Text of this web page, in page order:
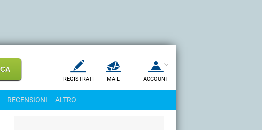
REGISTRATI MAIL ACCOUNT
RECENSIONI ALTRO